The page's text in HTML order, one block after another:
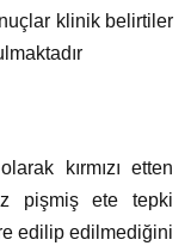
klinik belirtiler
kırmızı etten
pişmiş ete tepki
edilip edilmediğini